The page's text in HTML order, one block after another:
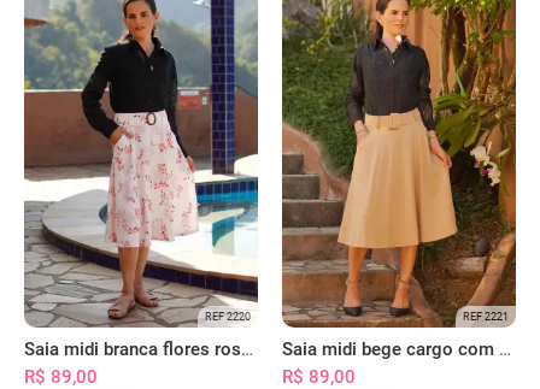
REF 2220
Saia midi branca flores rosas com bolsos
R$ 89,00
REF 2221
Saia midi bege cargo com bolsos
R$ 89,00